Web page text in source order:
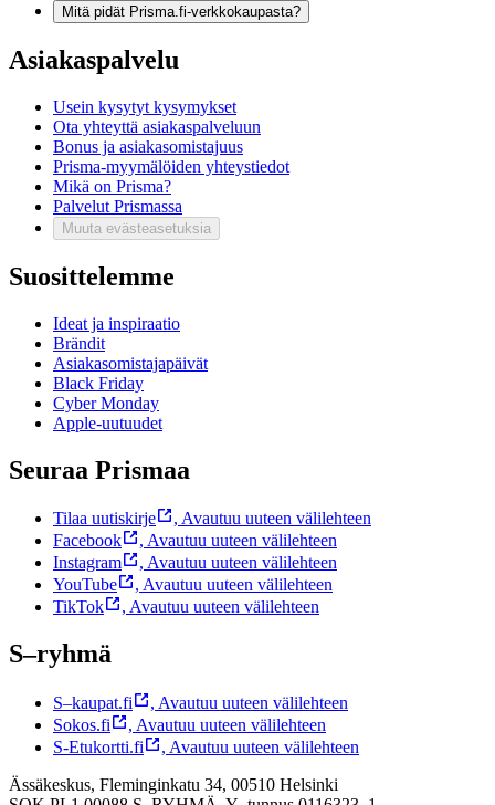
Mitä pidät Prisma.fi-verkkokaupasta?
Asiakaspalvelu
Usein kysytyt kysymykset
Ota yhteyttä asiakaspalveluun
Bonus ja asiakasomistajuus
Prisma-myymälöiden yhteystiedot
Mikä on Prisma?
Palvelut Prismassa
Muuta evästeasetuksia
Suosittelemme
Ideat ja inspiraatio
Brändit
Asiakasomistajapäivät
Black Friday
Cyber Monday
Apple-uutuudet
Seuraa Prismaa
Tilaa uutiskirje , Avautuu uuteen välilehteen
Facebook
, Avautuu uuteen välilehteen
Instagram
, Avautuu uuteen välilehteen
YouTube
, Avautuu uuteen välilehteen
TikTok
, Avautuu uuteen välilehteen
S–ryhmä
S–kaupat.fi , Avautuu uuteen välilehteen
Sokos.fi
, Avautuu uuteen välilehteen
S-Etukortti.fi
, Avautuu uuteen välilehteen
Ässäkeskus, Fleminginkatu 34, 00510 Helsinki